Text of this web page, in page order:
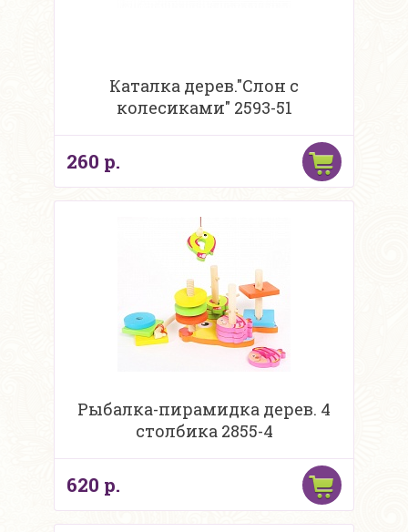
Каталка дерев."Слон с
колесиками" 2593-51
260 р.
Рыбалка-пирамидка дерев. 4
столбика 2855-4
620 р.